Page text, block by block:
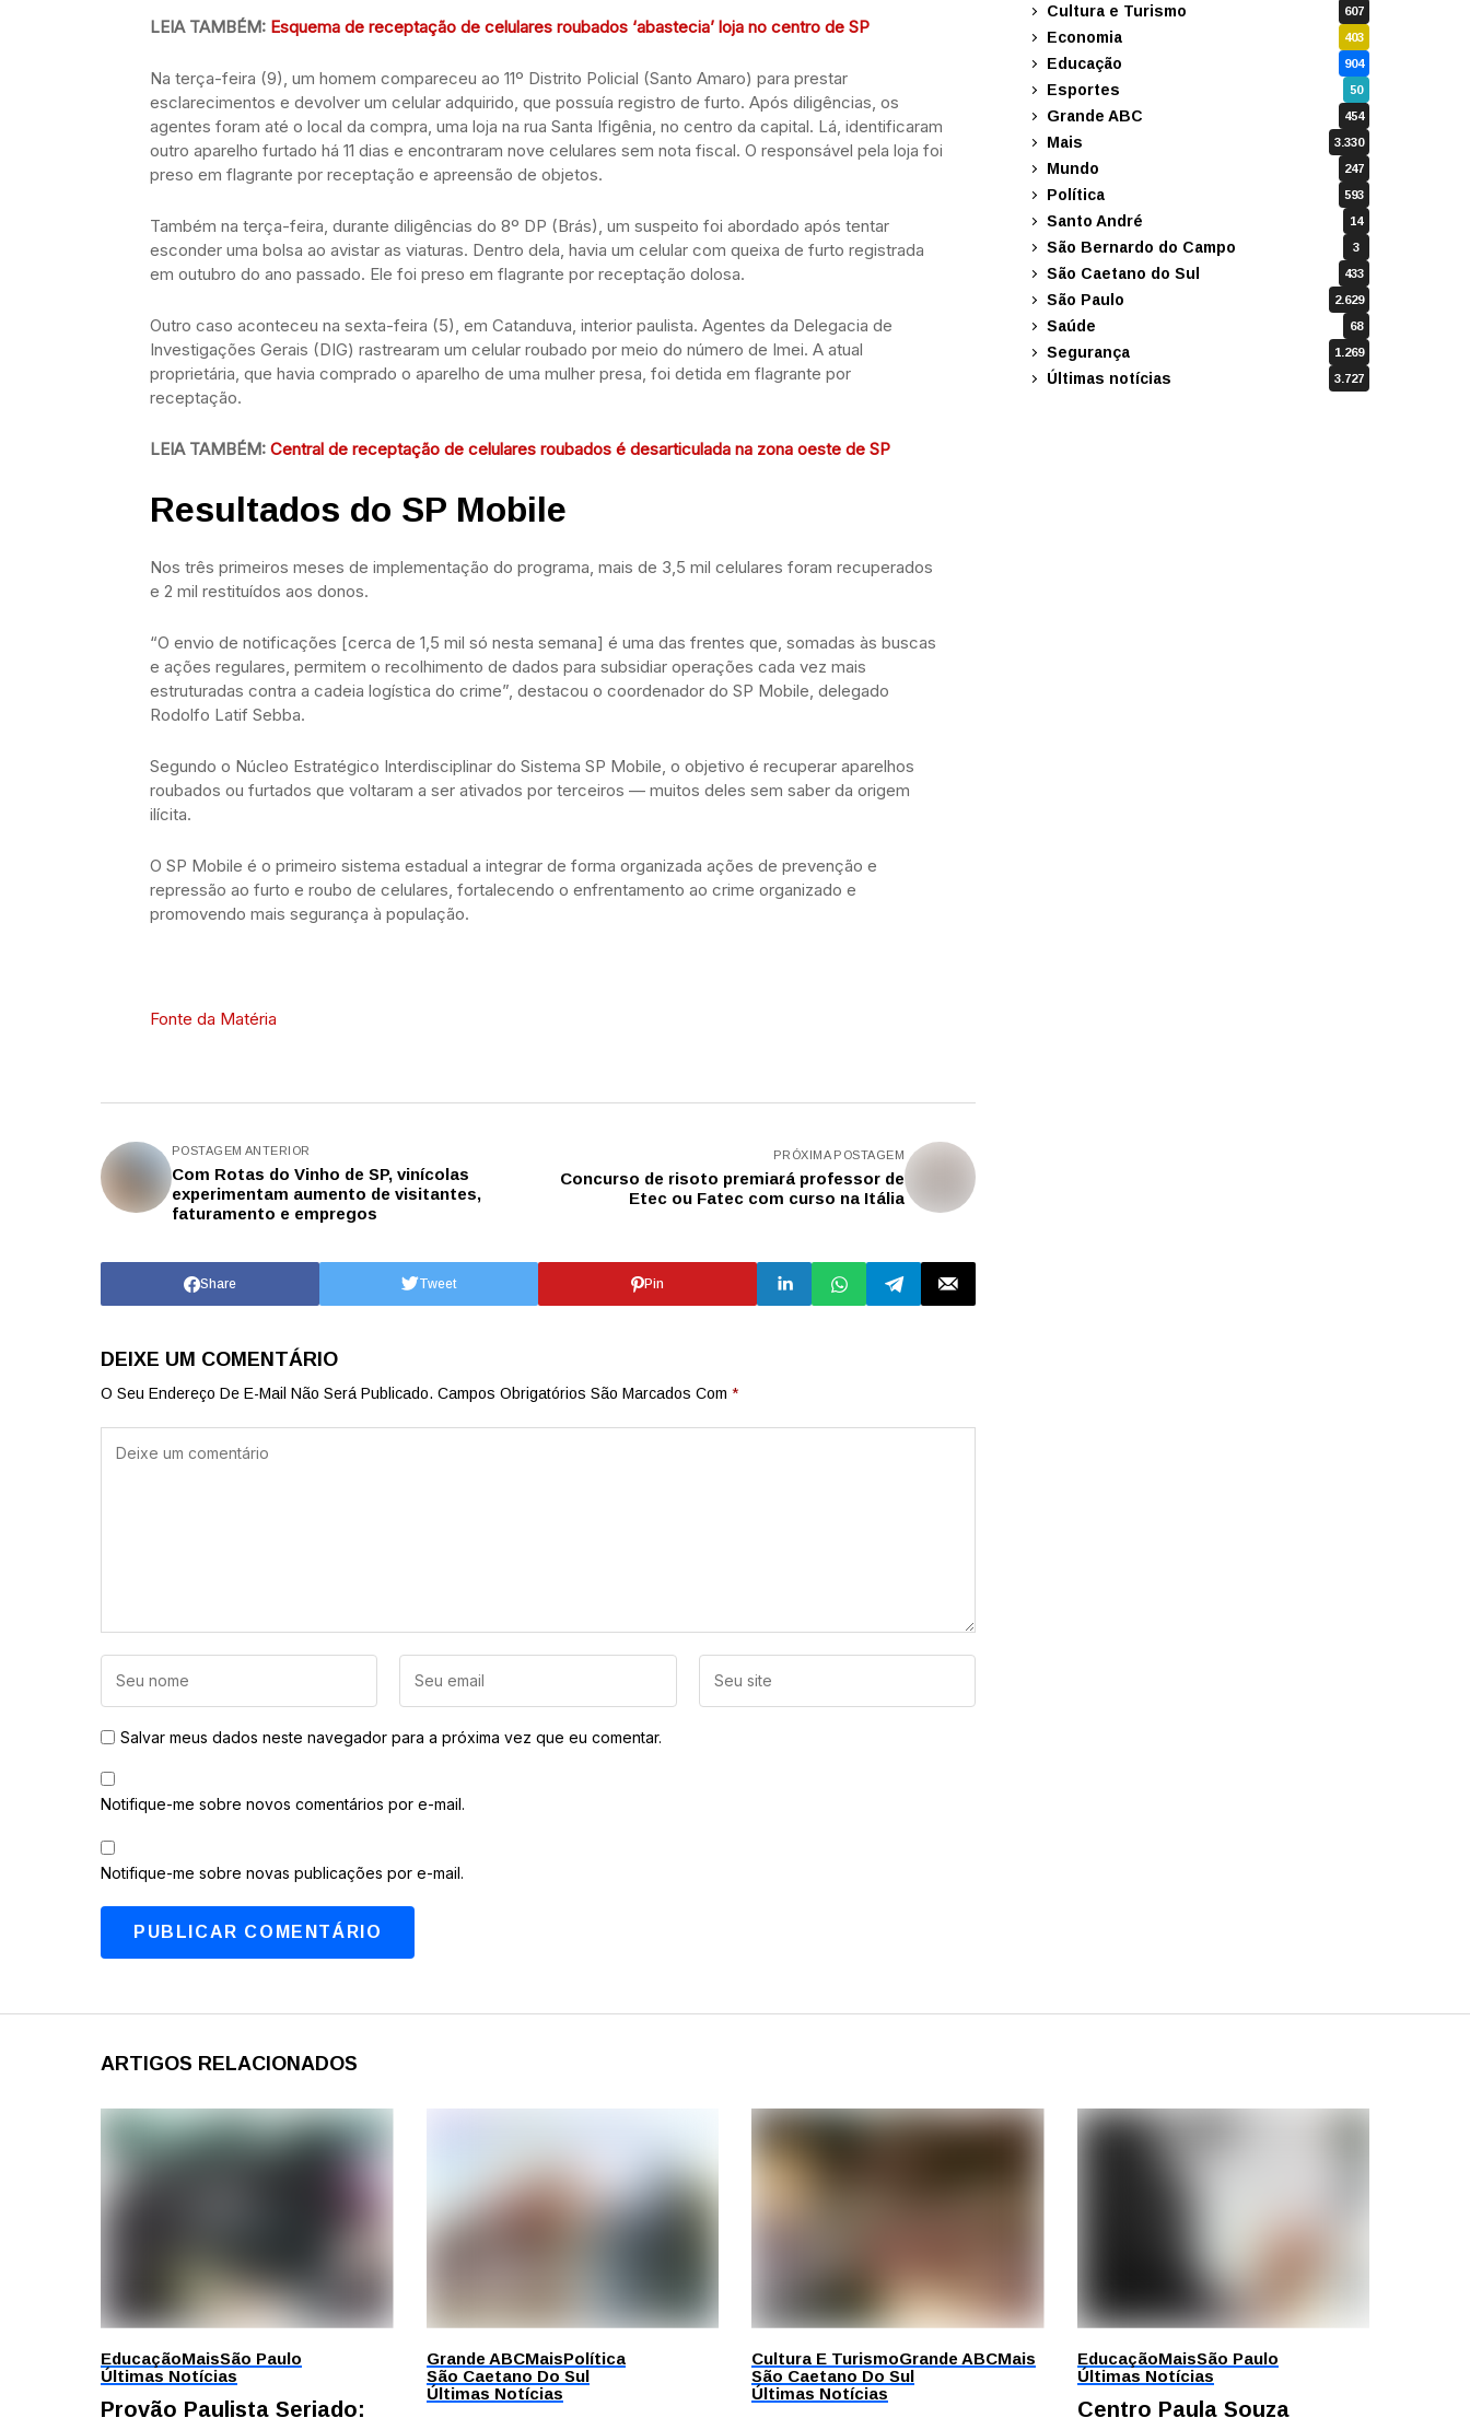
LEIA TAMBÉM: Esquema de receptação de celulares roubados ‘abastecia’ loja no centro de SP
Na terça-feira (9), um homem compareceu ao 11º Distrito Policial (Santo Amaro) para prestar
esclarecimentos e devolver um celular adquirido, que possuía registro de furto. Após diligências, os
agentes foram até o local da compra, uma loja na rua Santa Ifigênia, no centro da capital. Lá, identificaram
outro aparelho furtado há 11 dias e encontraram nove celulares sem nota fiscal. O responsável pela loja foi
preso em flagrante por receptação e apreensão de objetos.
Também na terça-feira, durante diligências do 8º DP (Brás), um suspeito foi abordado após tentar
esconder uma bolsa ao avistar as viaturas. Dentro dela, havia um celular com queixa de furto registrada
em outubro do ano passado. Ele foi preso em flagrante por receptação dolosa.
Outro caso aconteceu na sexta-feira (5), em Catanduva, interior paulista. Agentes da Delegacia de
Investigações Gerais (DIG) rastrearam um celular roubado por meio do número de Imei. A atual
proprietária, que havia comprado o aparelho de uma mulher presa, foi detida em flagrante por
receptação.
LEIA TAMBÉM: Central de receptação de celulares roubados é desarticulada na zona oeste de SP
Resultados do SP Mobile
Nos três primeiros meses de implementação do programa, mais de 3,5 mil celulares foram recuperados
e 2 mil restituídos aos donos.
“O envio de notificações [cerca de 1,5 mil só nesta semana] é uma das frentes que, somadas às buscas
e ações regulares, permitem o recolhimento de dados para subsidiar operações cada vez mais
estruturadas contra a cadeia logística do crime”, destacou o coordenador do SP Mobile, delegado
Rodolfo Latif Sebba.
Segundo o Núcleo Estratégico Interdisciplinar do Sistema SP Mobile, o objetivo é recuperar aparelhos
roubados ou furtados que voltaram a ser ativados por terceiros — muitos deles sem saber da origem
ilícita.
O SP Mobile é o primeiro sistema estadual a integrar de forma organizada ações de prevenção e
repressão ao furto e roubo de celulares, fortalecendo o enfrentamento ao crime organizado e
promovendo mais segurança à população.
Fonte da Matéria
POSTAGEM ANTERIOR
Com Rotas do Vinho de SP, vinícolas
experimentam aumento de visitantes,
faturamento e empregos
PRÓXIMA POSTAGEM
Concurso de risoto premiará professor de
Etec ou Fatec com curso na Itália
Share Tweet Pin
DEIXE UM COMENTÁRIO
O Seu Endereço De E-Mail Não Será Publicado. Campos Obrigatórios São Marcados Com *
Salvar meus dados neste navegador para a próxima vez que eu comentar.
Notifique-me sobre novos comentários por e-mail.
Notifique-me sobre novas publicações por e-mail.
Cultura e Turismo 607
Economia 403
Educação 904
Esportes 50
Grande ABC 454
Mais 3.330
Mundo 247
Política 593
Santo André 14
São Bernardo do Campo 3
São Caetano do Sul 433
São Paulo 2.629
Saúde 68
Segurança 1.269
Últimas notícias 3.727
ARTIGOS RELACIONADOS
EducaçãoMaisSão Paulo
Últimas Notícias
Provão Paulista Seriado:
Grande ABCMaisPolítica
São Caetano Do Sul
Últimas Notícias
Cultura E TurismoGrande ABCMais
São Caetano Do Sul
Últimas Notícias
EducaçãoMaisSão Paulo
Últimas Notícias
Centro Paula Souza